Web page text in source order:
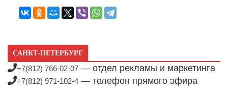
САНКТ-ПЕТЕРБУРГ
+7(812) 766-02-07 — отдел рекламы и маркетинга
+7(812) 971-102-4 — телефон прямого эфира